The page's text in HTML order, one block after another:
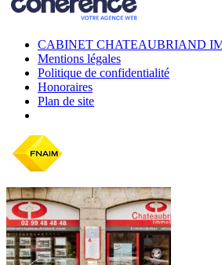
CABINET CHATEAUBRIAND
Mentions légales
Politique de confidentialité
Honoraires
Plan de site